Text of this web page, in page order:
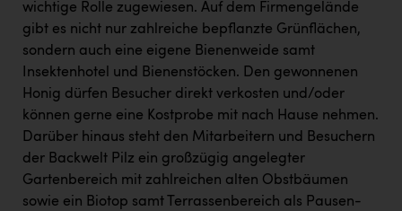
wichtige Rolle zugewiesen. Auf dem Firmengelände
gibt es nicht nur zahlreiche bepflanzte Grünflächen,
sondern auch eine eigene Bienenweide samt
Insektenhotel und Bienenstöcken. Den gewonnenen
Honig dürfen Besucher direkt verkosten und/oder
können gerne eine Kostprobe mit nach Hause nehmen.
Darüber hinaus steht den Mitarbeitern und Besuchern
der Backwelt Pilz ein großzügig angelegter
Gartenbereich mit zahlreichen alten Obstbäumen
sowie ein Biotop samt Terrassenbereich als Pausen-